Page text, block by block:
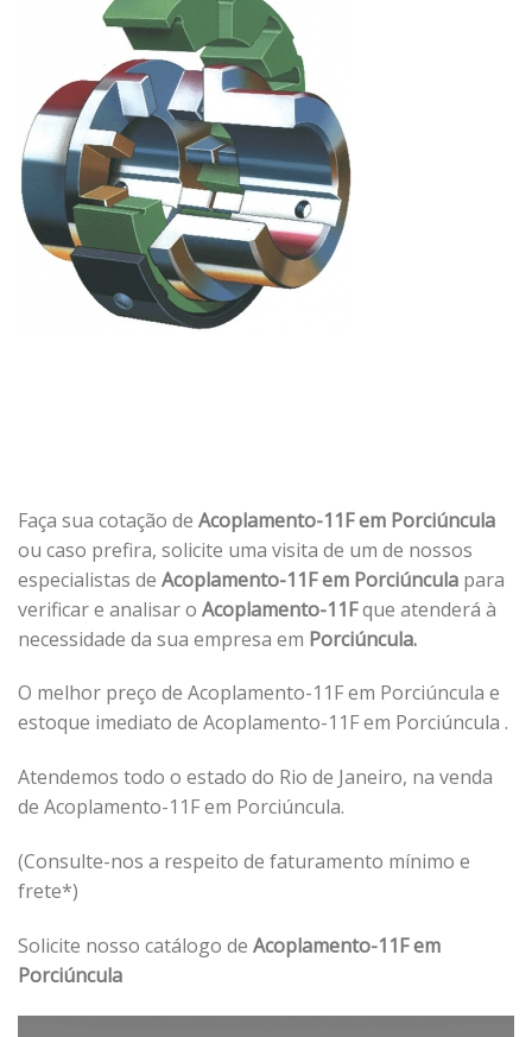
Faça sua cotação de Acoplamento-11F em Porciúncula
ou caso prefira, solicite uma visita de um de nossos
especialistas de Acoplamento-11F em Porciúncula para
verificar e analisar o Acoplamento-11Fque atenderá à
necessidade da sua empresa em Porciúncula.
O melhor preço de Acoplamento-11F em Porciúncula e
estoque imediato de Acoplamento-11F em Porciúncula .
Atendemos todo o estado do Rio de Janeiro, na venda
de Acoplamento-11F em Porciúncula.
(Consulte-nos a respeito de faturamento mínimo e
frete*)
Solicite nosso catálogo de Acoplamento-11F em
Porciúncula